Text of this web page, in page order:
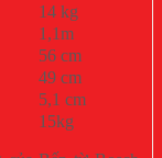
14 kg
1,1m
56 cm
49 cm
5,1 cm
15kg